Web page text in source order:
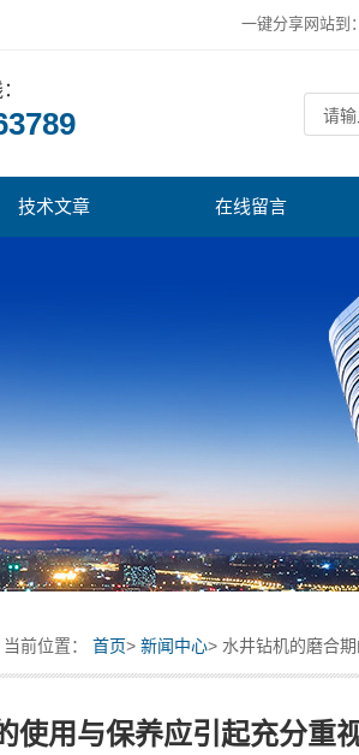
一键分享网站到：
技术文章 在线留言
当前位置： 首页> 新闻中心> 水井钻机的磨合
使用与保养应引起充分重